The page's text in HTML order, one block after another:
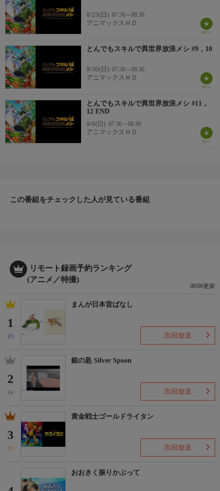
8/23(日) 07:30～08:30
アニマックスＨＤ
とんでもスキルで異世界放浪メシ #9，10
8/30(日) 07:30～08:30
アニマックスＨＤ
とんでもスキルで異世界放浪メシ #11，
12 END
9/6(日) 07:30～08:30
アニマックスＨＤ
この番組をチェックした人が見ている番組
リモート録画予約ランキング
(アニメ／特撮)
08/06更新
1
(2)
まんが日本昔ばなし
次回放送
2
(-)
銀の匙 Silver Spoon
次回放送
3
(3)
黄金戦士ゴールドライタン
次回放送
おおきく振りかぶって